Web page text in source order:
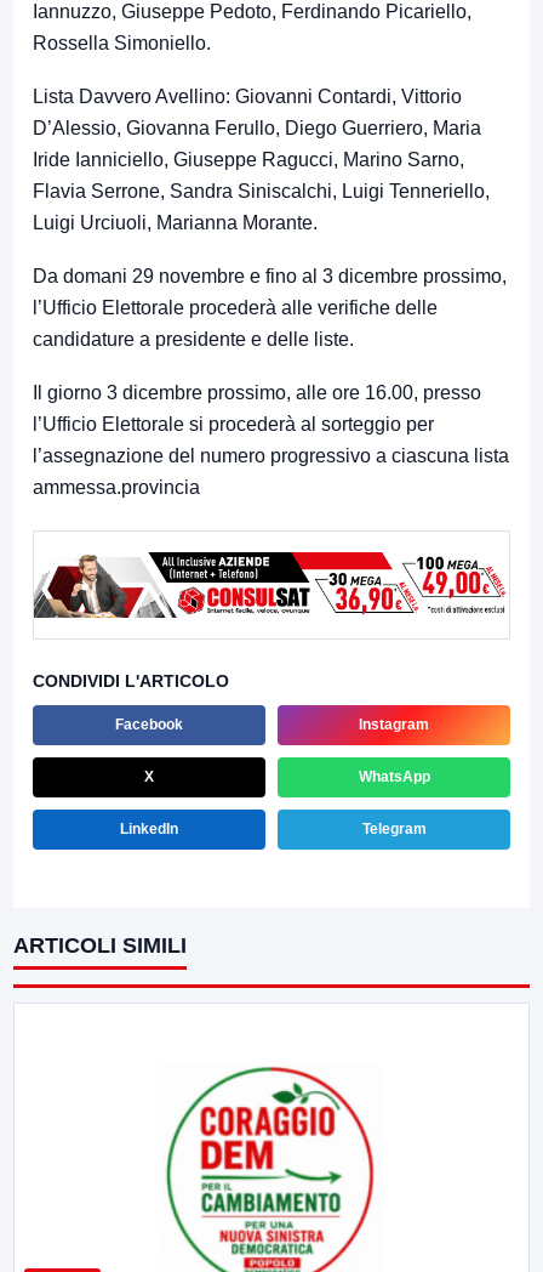
Iannuzzo, Giuseppe Pedoto, Ferdinando Picariello,
Rossella Simoniello.
Lista Davvero Avellino: Giovanni Contardi, Vittorio
D’Alessio, Giovanna Ferullo, Diego Guerriero, Maria
Iride Ianniciello, Giuseppe Ragucci, Marino Sarno,
Flavia Serrone, Sandra Siniscalchi, Luigi Tenneriello,
Luigi Urciuoli, Marianna Morante.
Da domani 29 novembre e fino al 3 dicembre prossimo,
l’Ufficio Elettorale procederà alle verifiche delle
candidature a presidente e delle liste.
Il giorno 3 dicembre prossimo, alle ore 16.00, presso
l’Ufficio Elettorale si procederà al sorteggio per
l’assegnazione del numero progressivo a ciascuna lista
ammessa.provincia
CONDIVIDI L'ARTICOLO
Facebook Instagram
X WhatsApp
LinkedIn Telegram
ARTICOLI SIMILI